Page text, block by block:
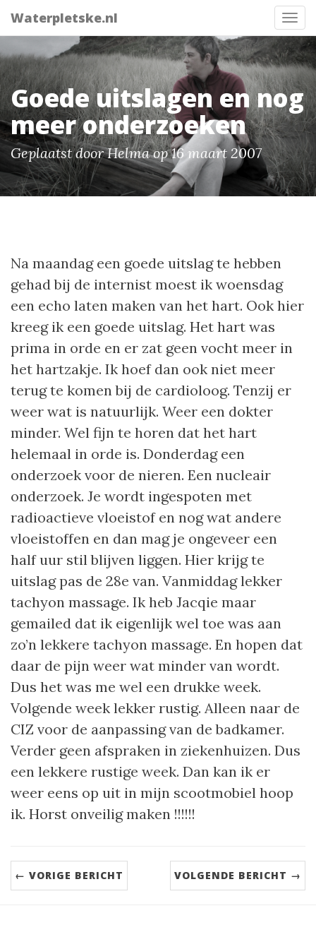
Waterpletske.nl
Goede uitslagen en nog
meer onderzoeken
Geplaatst door Helma op 16 maart 2007
Na maandag een goede uitslag te hebben
gehad bij de internist moest ik woensdag
een echo laten maken van het hart. Ook hier
kreeg ik een goede uitslag. Het hart was
prima in orde en er zat geen vocht meer in
het hartzakje. Ik hoef dan ook niet meer
terug te komen bij de cardioloog. Tenzij er
weer wat is natuurlijk. Weer een dokter
minder. Wel fijn te horen dat het hart
helemaal in orde is. Donderdag een
onderzoek voor de nieren. Een nucleair
onderzoek. Je wordt ingespoten met
radioactieve vloeistof en nog wat andere
vloeistoffen en dan mag je ongeveer een
half uur stil blijven liggen. Hier krijg te
uitslag pas de 28e van. Vanmiddag lekker
tachyon massage. Ik heb Jacqie maar
gemailed dat ik eigenlijk wel toe was aan
zo’n lekkere tachyon massage. En hopen dat
daar de pijn weer wat minder van wordt.
Dus het was me wel een drukke week.
Volgende week lekker rustig. Alleen naar de
CIZ voor de aanpassing van de badkamer.
Verder geen afspraken in ziekenhuizen. Dus
een lekkere rustige week. Dan kan ik er
weer eens op uit in mijn scootmobiel hoop
ik. Horst onveilig maken !!!!!!
← VORIGE BERICHT VOLGENDE BERICHT →